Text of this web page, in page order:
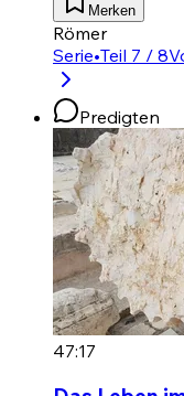
Merken
Römer
Serie•Teil 7 / 8
Predigten
47:17